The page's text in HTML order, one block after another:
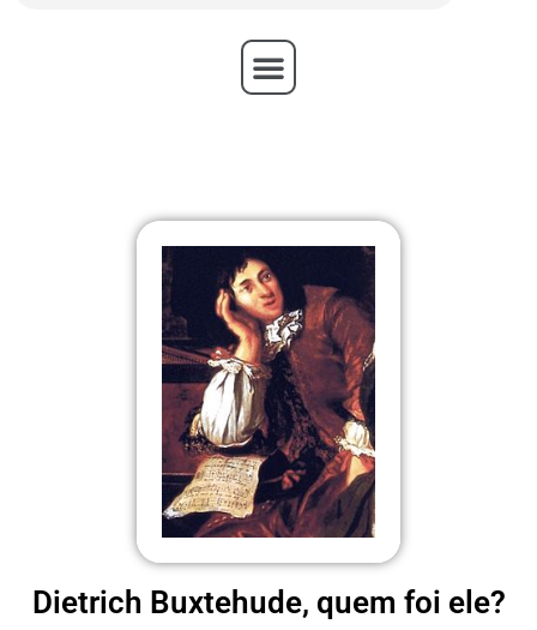
Dietrich Buxtehude, quem foi ele?